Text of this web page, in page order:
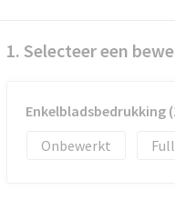
1. Selecteer een
Enkelbladsbedrukking
Onbewerkt